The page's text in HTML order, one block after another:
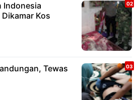
Indonesia
Kos
Tewas